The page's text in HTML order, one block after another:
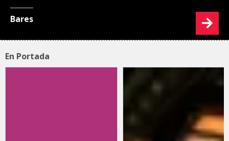
Bares
En Portada